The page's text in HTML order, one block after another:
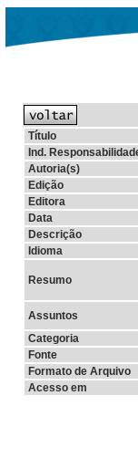
Título
Ind.
Autoria(s)
Edição
Editora
Data
Descrição
Idioma
Resumo
Assuntos
Categoria
Fonte
Formato de Arquivo
Acesso em